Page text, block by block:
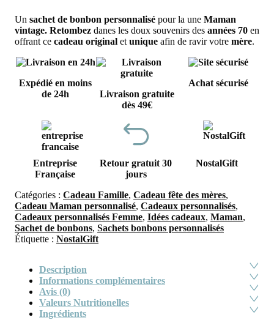
Un sachet de bonbon personnalisé pour la une Maman
vintage. Retombez danes les doux souvenirs des années 70 en
offrant ce cadeau original et unique afin de ravir votre mère.
Expédié en moins
de 24h
Livraison gratuite
dès 49€
Achat sécurisé
Entreprise
Française
Retour gratuit 30
jours
NostalGift
Catégories : Cadeau Famille, Cadeau fête des mères,
Cadeau Maman personnalisé, Cadeaux personnalisés,
Cadeaux personnalisés Femme, Idées cadeaux, Maman,
Sachet de bonbons, Sachets bonbons personnalisés
Étiquette : NostalGift
Description
Informations complémentaires
Avis (0)
Valeurs Nutritionelles
Ingrédients